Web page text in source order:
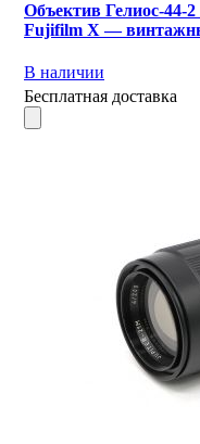
Объектив Гелиос-44-
Fujifilm X —
В наличии
Бесплатная доставка